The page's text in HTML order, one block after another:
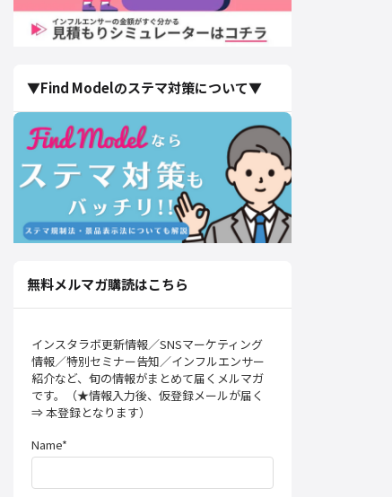
▼Find Modelのステマ対策について▼
無料メルマガ購読はこちら
インスタラボ更新情報／SNSマーケティング
情報／特別セミナー告知／インフルエンサー
紹介など、旬の情報がまとめて届くメルマガ
です。（★情報入力後、仮登録メールが届く
⇒ 本登録となります）
Name*